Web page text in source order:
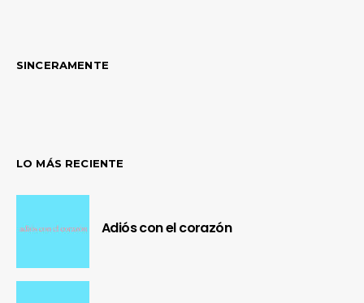
SINCERAMENTE
LO MÁS RECIENTE
Adiós con el corazón